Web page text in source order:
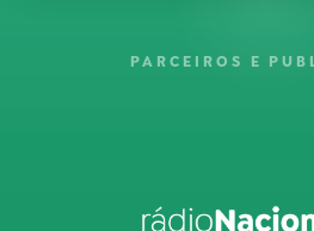
PARCEIROS E